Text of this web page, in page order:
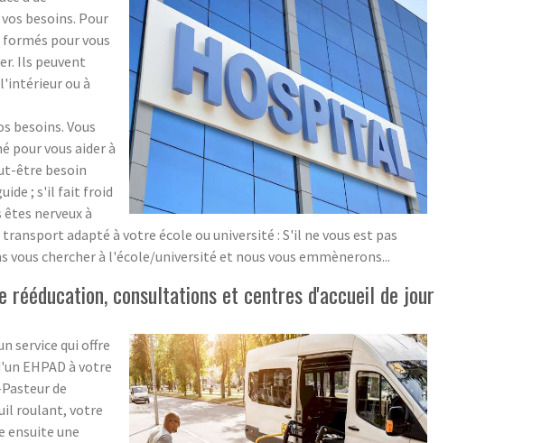
besoins. Pour
pour vous
Ils peuvent
ou à
besoins. Vous
pour vous aider à
être besoin
; s'il fait froid
nerveux à
adapté à votre école ou université : S'il ne vous est pas
chercher à l'école/université et nous vous emmènerons...
rééducation, consultations et centres d'accueil de jour
service qui offre
EHPAD à votre
de
roulant, votre
ensuite une